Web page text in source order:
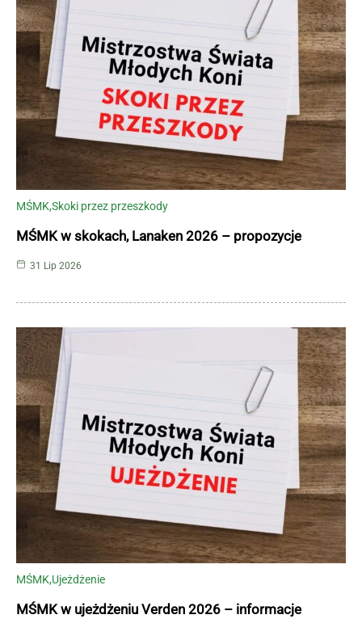
MŚMKSkoki przez przeszkody
MŚMK w skokach, Lanaken 2026 – propozycje
31 Lip 2026
MŚMK Ujeżdżenie
MŚMK w ujeżdżeniu Verden 2026 – informacje